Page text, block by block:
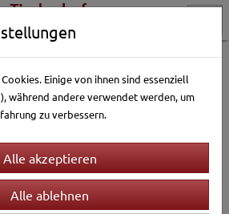
Landfleisch
Einige von ihnen sind essenziell
während andere verwendet werden, um
zu verbessern.